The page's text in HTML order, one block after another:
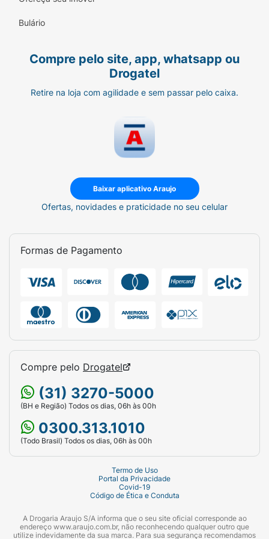
Bulário
Compre pelo site, app, whatsapp ou
Drogatel
Retire na loja com agilidade e sem passar pelo caixa.
Baixar aplicativo Araujo
Ofertas, novidades e praticidade no seu celular
Formas de Pagamento
Compre pelo Drogatel
(31) 3270-5000
(BH e Região) Todos os dias, 06h às 00h
0300.313.1010
(Todo Brasil) Todos os dias, 06h às 00h
Termo de Uso
Portal da Privacidade
Covid-19
Código de Ética e Conduta
A Drogaria Araujo S/A informa que o seu site oficial corresponde ao
endereço www.araujo.com.br, não reconhecendo qualquer outro que
utilize indevidamente da sua marca. Para sua segurança recomendamos